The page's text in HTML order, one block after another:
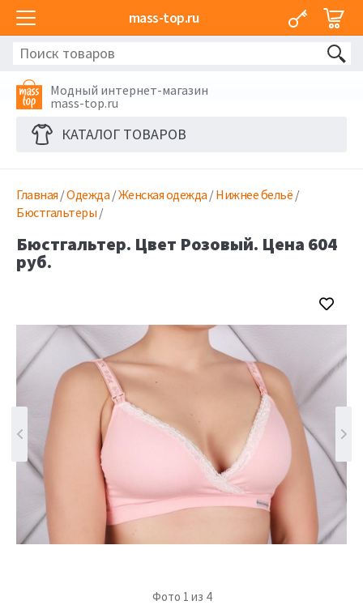
mass-top.ru
Модный интернет-магазин
mass-top.ru
КАТАЛОГ ТОВАРОВ
Главная /Одежда /Женская одежда /Нижнее бельё /
Бюстгальтеры /
Бюстгальтер. Цвет Розовый. Цена 604
руб.
Фото 1 из 4